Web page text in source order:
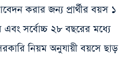
করার জন্য প্রার্থীর বয়স ১
সর্বোচ্চ ২৮ বছরের মধ্যে
নিয়ম অনুযায়ী বয়সে ছাড়